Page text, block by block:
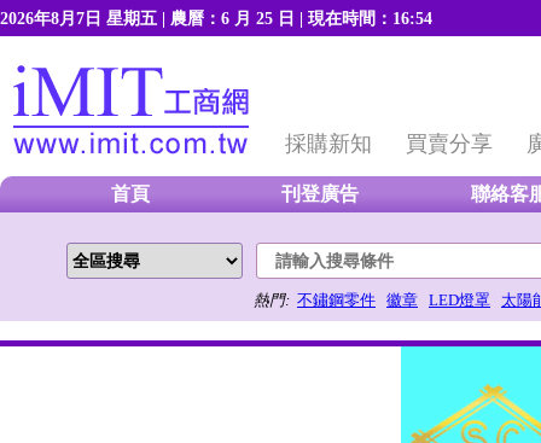
2026年8月7日 星期五 | 農曆：6 月 25 日 | 現在時間：16:54
採購新知 買賣分享
首頁 刊登廣告 聯絡客
熱門: 不鏽鋼零件 徽章 LED燈罩 太陽